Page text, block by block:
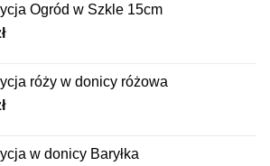
Ogród w Szkle 15cm
róży w donicy różowa
w donicy Baryłka